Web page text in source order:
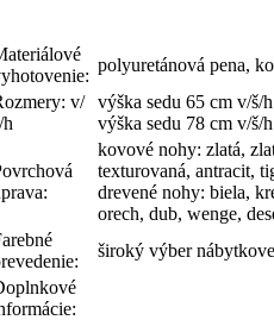
polyuretánová pena,
v/
h
výška sedu 65 cm v/š/
výška sedu 78 cm v/š/
kovové nohy: zlatá,
texturovaná, antracit,
drevené nohy: biela,
orech, dub, wenge,
široký výber